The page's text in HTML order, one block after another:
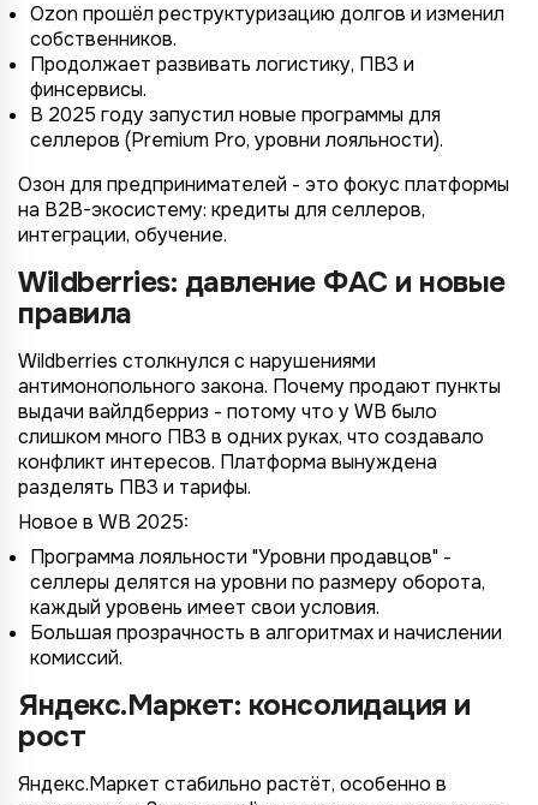
Ozon прошёл реструктуризацию долгов и изменил
собственников.
Продолжает развивать логистику, ПВЗ и
финсервисы.
В 2025 году запустил новые программы для
селлеров (Premium Pro, уровни лояльности).
Озон для предпринимателей - это фокус платформы
на B2B-экосистему: кредиты для селлеров,
интеграции, обучение.
Wildberries: давление ФАС и новые
правила
Wildberries столкнулся с нарушениями
антимонопольного закона. Почему продают пункты
выдачи вайлдберриз - потому что у WB было
слишком много ПВЗ в одних руках, что создавало
конфликт интересов. Платформа вынуждена
разделять ПВЗ и тарифы.
Новое в WB 2025:
Программа лояльности "Уровни продавцов" -
селлеры делятся на уровни по размеру оборота,
каждый уровень имеет свои условия.
Большая прозрачность в алгоритмах и начислении
комиссий.
Яндекс.Маркет: консолидация и
рост
Яндекс.Маркет стабильно растёт, особенно в